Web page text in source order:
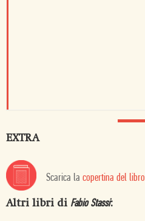
EXTRA
Scarica la copertina del libro
Altri libri di Fabio Stassi: